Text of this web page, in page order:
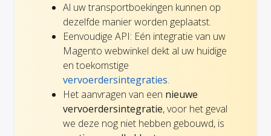
Al uw transportboekingen kunnen op
dezelfde manier worden geplaatst.
Eenvoudige API: Eén integratie van uw
Magento webwinkel dekt al uw huidige
en toekomstige
vervoerdersintegraties.
Het aanvragen van een nieuwe
vervoerdersintegratie, voor het geval
we deze nog niet hebben gebouwd, is